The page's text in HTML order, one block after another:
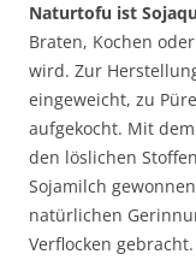
Naturtofu ist
Braten, Kochen
wird. Zur
eingeweicht, zu
aufgekocht. Mit
den löslichen
Sojamilch
natürlichen
Verflocken